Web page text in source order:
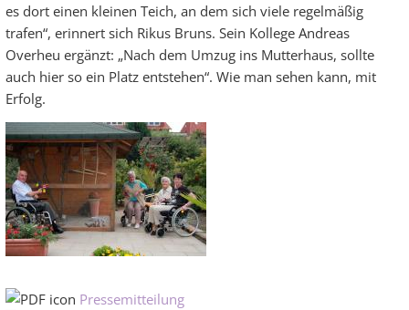
es dort einen kleinen Teich, an dem sich viele regelmäßig
trafen“, erinnert sich Rikus Bruns. Sein Kollege Andreas
Overheu ergänzt: „Nach dem Umzug ins Mutterhaus, sollte
auch hier so ein Platz entstehen“. Wie man sehen kann, mit
Erfolg.
Pressemitteilung